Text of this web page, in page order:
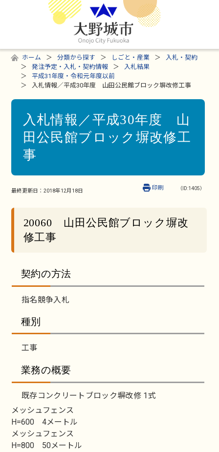
ホーム 分類から探す しごと・産業
入札・契約
発注予定・入札・契約情報
入札結果
平成31年度・令和元年度以前
入札情報／平成30年度 山田公民館ブロック塀改修工事
入札情報／平成30年度 山
田公民館ブロック塀改修工
事
最終更新日： 2018年12月18日 （ID:1405）
印刷
20060 山田公民館ブロック塀改
修工事
契約の方法
指名競争入札
種別
工事
業務の概要
既存コンクリートブロック塀改修 1式
メッシュフェンス
H=600 4メートル
メッシュフェンス
H=800 50メートル